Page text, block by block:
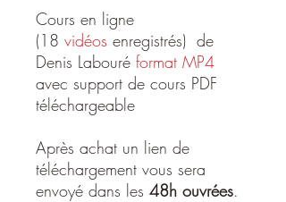
Cours en ligne
(18 vidéos enregistrés) de
Denis Labouré format MP4
avec support de cours PDF
téléchargeable
Après achat un lien de
téléchargement vous sera
envoyé dans les 48h ouvrées.